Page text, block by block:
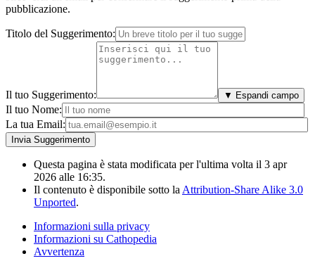
pubblicazione.
Titolo del Suggerimento:
Il tuo Suggerimento: ▼ Espandi campo
Il tuo Nome:
La tua Email:
Questa pagina è stata modificata per l'ultima volta il 3 apr
2026 alle 16:35.
Il contenuto è disponibile sotto la Attribution-Share Alike 3.0
Unported.
Informazioni sulla privacy
Informazioni su Cathopedia
Avvertenza